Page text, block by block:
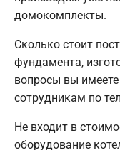
домокомплекты.
Сколько стоит
фундамента,
вопросы вы
сотрудникам по
Не входит в
оборудование